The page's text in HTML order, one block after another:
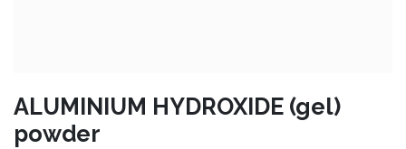
ALUMINIUM HYDROXIDE (gel)
powder